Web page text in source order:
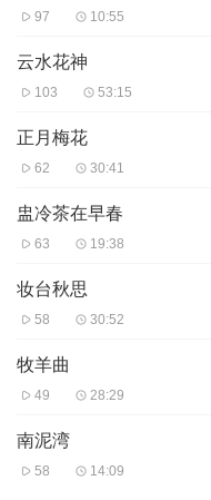
97 10:55
云水花神
103 53:15
正月梅花
62 30:41
盅冷茶在早春
63 19:38
妆台秋思
58 30:52
牧羊曲
49 28:29
南泥湾
58 14:09